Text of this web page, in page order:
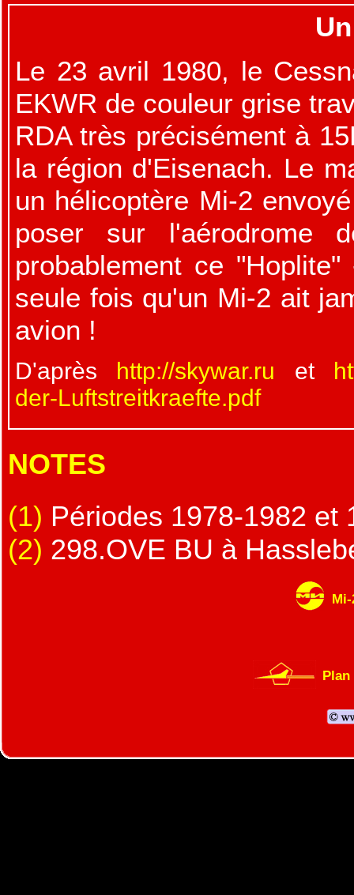
Le 23 avril 1980, le
EKWR de couleur grise
RDA très précisément à
la région d'Eisenach. Le
un hélicoptère Mi-2
poser sur l'aérodrome
probablement ce
seule fois qu'un Mi-2 ait
avion !
D'après http://skywar.ru et
der-Luftstreitkraefte.pdf
NOTES
(1) Périodes 1978-1982 et
(2) 298.OVE BU à